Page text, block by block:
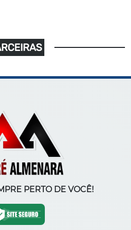
PERTO DE VOCÊ!